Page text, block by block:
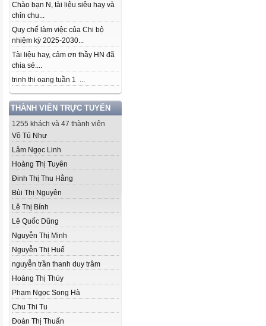
Chào bạn N, tài liệu siêu hay và
chỉn chu...
Quy chế làm việc của Chi bộ
nhiệm kỳ 2025-2030...
Tài liệu hay, cảm ơn thầy HN đã
chia sẻ....
trinh thi oang tuần 1 ...
THÀNH VIÊN TRỰC TUYẾN
1255 khách và 47 thành viên
Võ Tú Như
Lâm Ngọc Linh
Hoàng Thị Tuyên
Đinh Thị Thu Hằng
Bùi Thị Nguyên
Lê Thị Bính
Lê Quốc Dũng
Nguyễn Thị Minh
Nguyễn Thị Huế
nguyễn trần thanh duy trâm
Hoàng Thị Thúy
Phạm Ngọc Song Hà
Chu Thi Tu
Đoàn Thị Thuấn